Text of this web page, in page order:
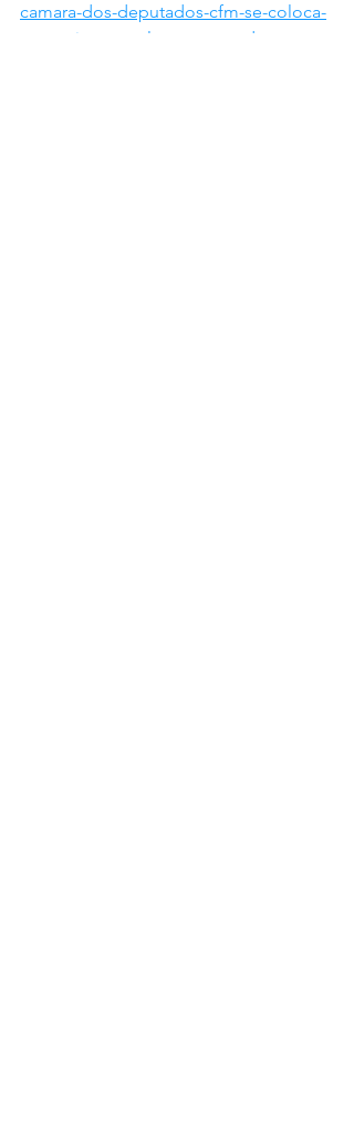
camara-dos-deputados-cfm-se-coloca-
contrario-a-regulamentacao-do-